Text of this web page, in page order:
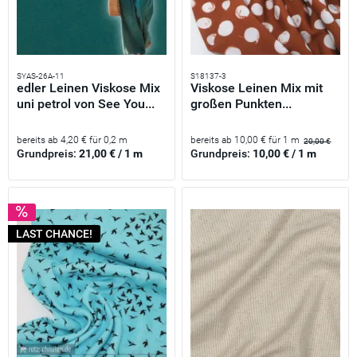
SYAS-26A-11
edler Leinen Viskose Mix
uni petrol von See You...
bereits ab 4,20 € für 0,2 m
Grundpreis:21,00 € / 1 m
S18137-3
Viskose Leinen Mix mit
großen Punkten...
bereits ab 10,00 € für 1 m 20,00 €
Grundpreis: 10,00 € / 1 m
LAST CHANCE!